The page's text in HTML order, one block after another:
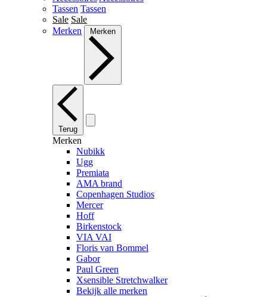
Tassen Tassen
Sale Sale
Merken
Merken
Terug
Merken
Nubikk
Ugg
Premiata
AMA brand
Copenhagen Studios
Mercer
Hoff
Birkenstock
VIA VAI
Floris van Bommel
Gabor
Paul Green
Xsensible Stretchwalker
Bekijk alle merken